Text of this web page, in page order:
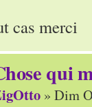
cas merci
qui
» Dim